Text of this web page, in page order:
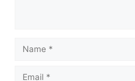
Name
Email